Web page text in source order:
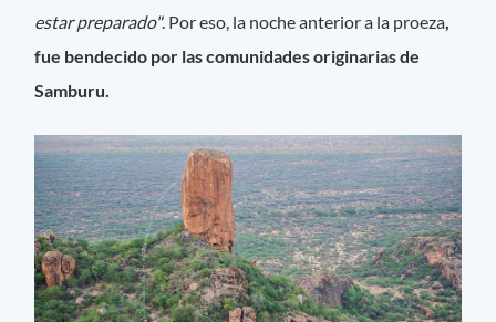
estar preparado". Por eso, la noche anterior a la proeza,
fue bendecido por las comunidades originarias de
Samburu.